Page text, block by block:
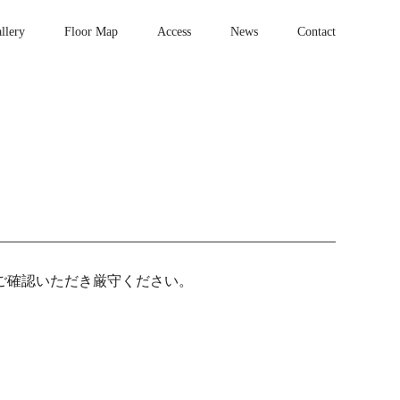
Floor Map Access News Contact
認いただき厳守ください。